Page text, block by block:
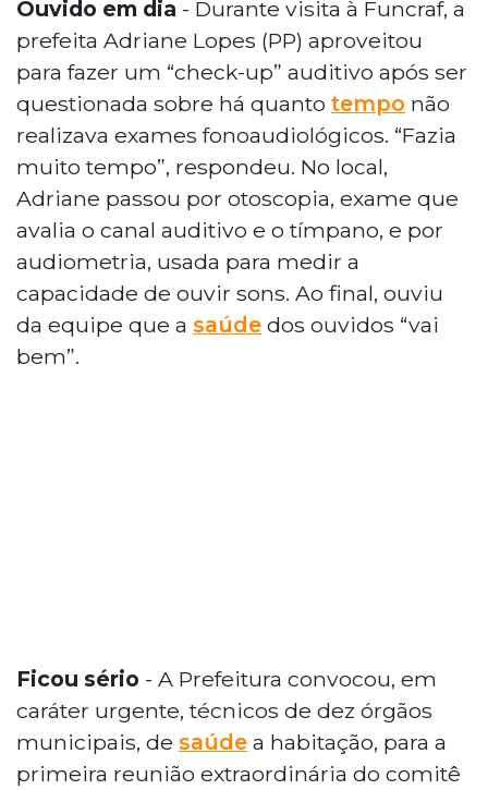
Ouvido em dia - Durante visita à Funcraf, a
prefeita Adriane Lopes (PP) aproveitou
para fazer um “check-up” auditivo após ser
questionada sobre há quanto tempo não
realizava exames fonoaudiológicos. “Fazia
muito tempo”, respondeu. No local,
Adriane passou por otoscopia, exame que
avalia o canal auditivo e o tímpano, e por
audiometria, usada para medir a
capacidade de ouvir sons. Ao final, ouviu
da equipe que a saúde dos ouvidos “vai
bem”.
Ficou sério - A Prefeitura convocou, em
caráter urgente, técnicos de dez órgãos
municipais, de saúde a habitação, para a
primeira reunião extraordinária do comitê